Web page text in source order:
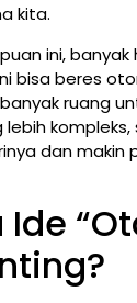
kita.
ini, banyak
bisa beres
ruang
kompleks,
dan makin